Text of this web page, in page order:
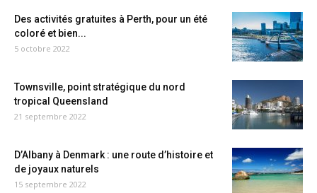
Des activités gratuites à Perth, pour un été
coloré et bien...
5 octobre 2022
Townsville, point stratégique du nord
tropical Queensland
21 septembre 2022
D’Albany à Denmark : une route d’histoire et
de joyaux naturels
15 septembre 2022